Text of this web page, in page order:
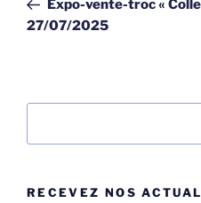
l’article
Expo-vente-troc «
27/07/2025
RECEVEZ NOS